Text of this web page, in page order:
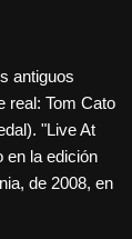
antiguos
real: Tom Cato
"Live At
en la edición
de 2008, en